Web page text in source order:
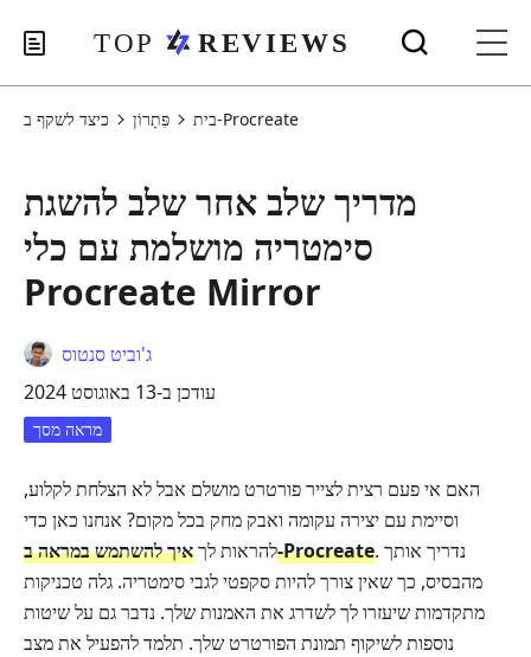
בית פִּתָרוֹן כיצד לשקף ב-Procreate
מדריך שלב אחר שלב להשגת
סימטריה מושלמת עם כלי
Procreate Mirror
ג'וביט סנטוס
עודכן ב-13 באוגוסט 2024
מראה מסך
האם אי פעם רצית לצייר פורטרט מושלם אבל לא הצלחת לקלוע,
וסיימת עם יצירה עקומה ואבק מחק בכל מקום? אנחנו כאן כדי
להראות לךאיך להשתמש במראה ב‑Procreate. נדריך אותך
מהבסיס, כך שאין צורך להיות סקפטי לגבי סימטריה. גלה טכניקות
מתקדמות שיעזרו לך לשדרג את האמנות שלך. נדבר גם על שיטות
נוספות לשיקוף תמונת הפורטרט שלך. תלמד להפעיל את מצב